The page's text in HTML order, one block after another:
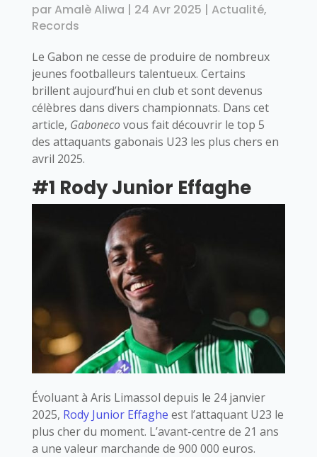
parAmalè Aliwa | 24 Avr 2025 | Actualité,
Records
Le Gabon ne cesse de produire de nombreux
jeunes footballeurs talentueux. Certains
brillent aujourd’hui en club et sont devenus
célèbres dans divers championnats. Dans cet
article, Gabonecovous fait découvrir le top 5
des attaquants gabonais U23 les plus chers en
avril 2025.
#1 Rody Junior Effaghe
Évoluant à Aris Limassol depuis le 24 janvier
2025, Rody Junior Effaghe est l’attaquant U23 le
plus cher du moment. L’avant-centre de 21 ans
a une valeur marchande de 900 000 euros.